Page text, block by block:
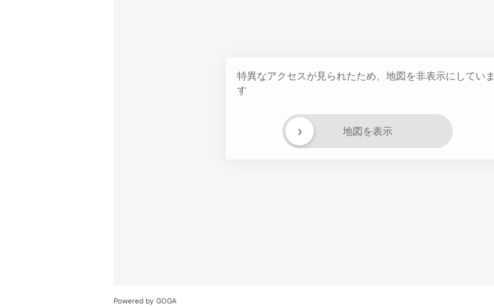
特異なアクセスが見られたため、地図を非表示にしていま
す
地図を表示
›
Powered by GOGA